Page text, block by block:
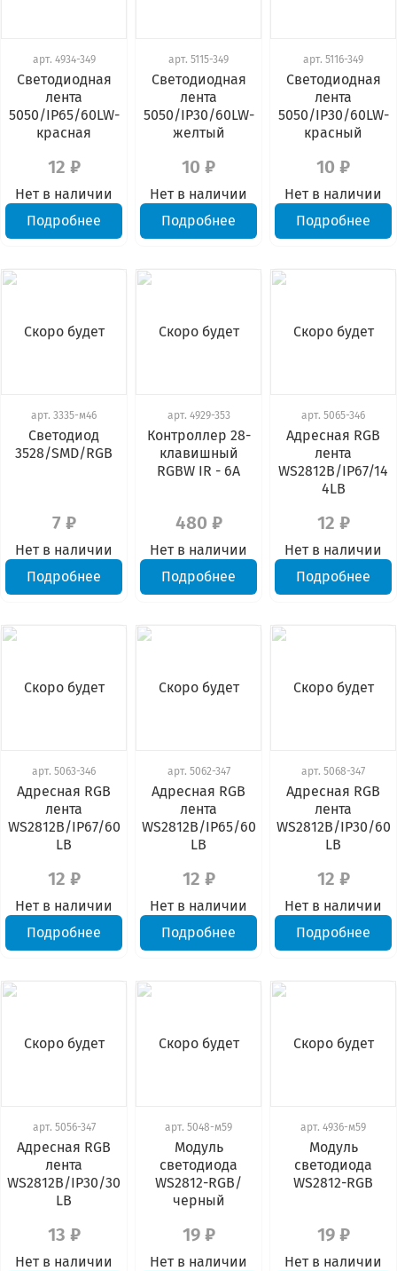
арт. 4934-349
Светодиодная
лента
5050/IP65/60LW-
красная
12 ₽
Нет в наличии
Подробнее
арт. 5115-349
Светодиодная
лента
5050/IP30/60LW-
желтый
10 ₽
Нет в наличии
Подробнее
арт. 5116-349
Светодиодная
лента
5050/IP30/60LW-
красный
10 ₽
Нет в наличии
Подробнее
Скоро будет
арт. 3335-м46
Светодиод
3528/SMD/RGB
7 ₽
Нет в наличии
Подробнее
Скоро будет
арт. 4929-353
Контроллер 28-
клавишный
RGBW IR - 6А
480 ₽
Нет в наличии
Подробнее
Скоро будет
арт. 5065-346
Адресная RGB
лента
WS2812B/IP67/14
4LB
12 ₽
Нет в наличии
Подробнее
Скоро будет
арт. 5063-346
Адресная RGB
лента
WS2812B/IP67/60
LB
12 ₽
Нет в наличии
Подробнее
Скоро будет
арт. 5062-347
Адресная RGB
лента
WS2812B/IP65/60
LB
12 ₽
Нет в наличии
Подробнее
Скоро будет
арт. 5068-347
Адресная RGB
лента
WS2812B/IP30/60
LB
12 ₽
Нет в наличии
Подробнее
Скоро будет
арт. 5056-347
Адресная RGB
лента
WS2812B/IP30/30
LB
13 ₽
Нет в наличии
Скоро будет
арт. 5048-м59
Модуль
светодиода
WS2812-RGB/
черный
19 ₽
Нет в наличии
Скоро будет
арт. 4936-м59
Модуль
светодиода
WS2812-RGB
19 ₽
Нет в наличии